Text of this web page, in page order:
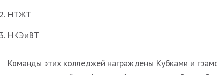
НТЖТ
НКЭиВТ
Команды этих колледжей награждены Кубками и